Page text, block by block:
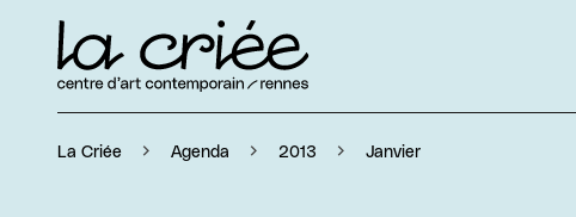
La Criée Agenda 2013 Janvier